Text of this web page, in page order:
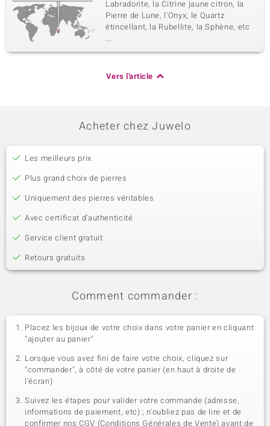
Labradorite, la Citrine jaune citron, la
Pierre de Lune, l'Onyx, le Quartz
étincellant, la Rubellite, la Sphène, etc
...
Vers l'article
Acheter chez Juwelo
Les meilleurs prix
Plus grand choix de pierres
Uniquement des pierres véritables
Avec certificat d’authenticité
Service client gratuit
Retours gratuits
Comment commander :
Placez les bijoux de votre choix dans votre panier en cliquant
"ajouter au panier"
Lorsque vous avez fini de faire votre choix, cliquez sur
"commander", à côté de votre panier (en haut à droite de
l'écran)
Suivez les étapes pour valider votre commande (adresse,
informations de paiement, etc) ; n'oubliez pas de lire et de
confirmer nos CGV (Conditions Générales de Vente) avant de